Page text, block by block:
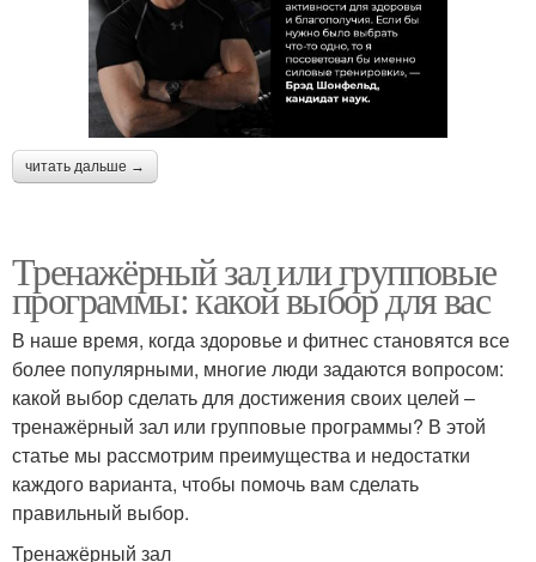
читать дальше →
Тренажёрный зал или групповые
программы: какой выбор для вас
В наше время, когда здоровье и фитнес становятся все
более популярными, многие люди задаются вопросом:
какой выбор сделать для достижения своих целей –
тренажёрный зал или групповые программы? В этой
статье мы рассмотрим преимущества и недостатки
каждого варианта, чтобы помочь вам сделать
правильный выбор.
Тренажёрный зал